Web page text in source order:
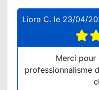
Liora C. le 23/04/
Merci pour
professionnalisme